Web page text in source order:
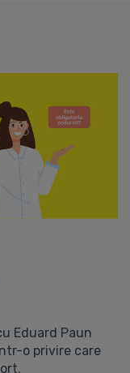
Eduard Paun
o privire care